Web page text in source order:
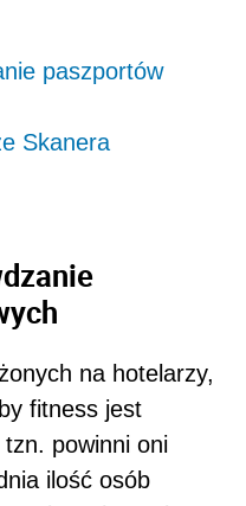
paszportów
Skanera
na hotelarzy,
fitness jest
powinni oni
ilość osób